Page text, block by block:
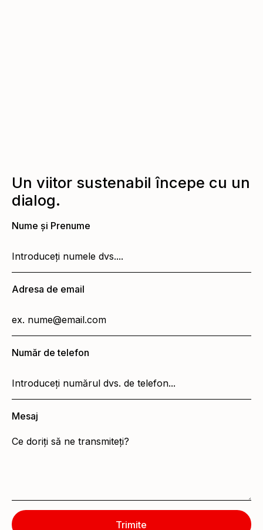
Un viitor sustenabil începe cu un
dialog.
Nume și Prenume
Adresa de email
Număr de telefon
Mesaj